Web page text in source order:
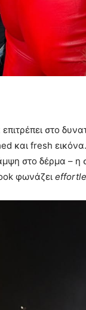
επιτρέπει στο
και fresh
στο δέρμα –
φωνάζει